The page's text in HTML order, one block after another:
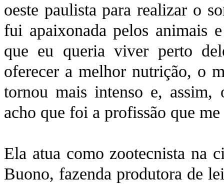
oeste paulista para realizar o
fui apaixonada pelos animais
que eu queria viver perto
oferecer a melhor nutrição, o
tornou mais intenso e, assim,
acho que foi a profissão que me
Ela atua como zootecnista na
Buono, fazenda produtora de